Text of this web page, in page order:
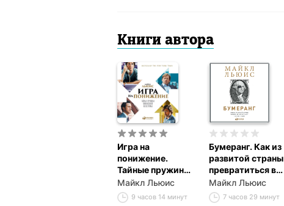
Книги автора
Игра на
понижение.
Тайные пружины
финансовой
катастрофы
Майкл Льюис
9 часов 14 минут
Бумеранг. Как из
развитой страны
превратиться в
страну третьего
мира
Майкл Льюис
7 часов 29 минут